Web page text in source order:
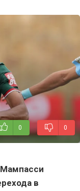
0 0
в